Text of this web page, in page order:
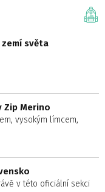
zemí světa
Zip Merino
vysokým límcem,
v této oficiální sekci